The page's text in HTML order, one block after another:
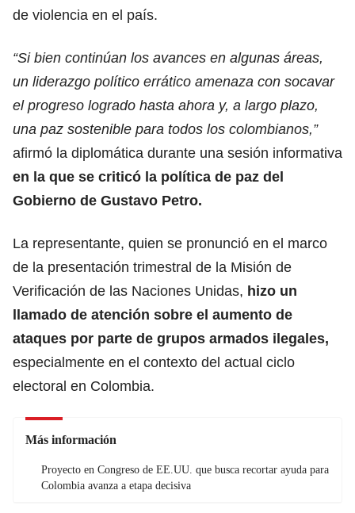
de violencia en el país.
“Si bien continúan los avances en algunas áreas,
un liderazgo político errático amenaza con socavar
el progreso logrado hasta ahora y, a largo plazo,
una paz sostenible para todos los colombianos,”
afirmó la diplomática durante una sesión informativa
en la que se criticó la política de paz del
Gobierno de Gustavo Petro.
La representante, quien se pronunció en el marco
de la presentación trimestral de la Misión de
Verificación de las Naciones Unidas, hizo un
llamado de atención sobre el aumento de
ataques por parte de grupos armados ilegales,
especialmente en el contexto del actual ciclo
electoral en Colombia.
Más información
Proyecto en Congreso de EE.UU. que busca recortar ayuda para
Colombia avanza a etapa decisiva